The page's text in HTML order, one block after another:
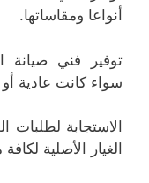
أنواعا ومقاساتها.
توفير فني صيانة
سواء كانت عادية أو
الاستجابة
الغيار الأصلية